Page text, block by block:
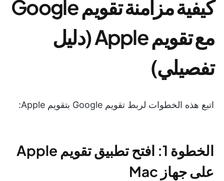
كيفية مزامنة تقويم Google
مع تقويم Apple (دليل
تفصيلي)
اتبع هذه الخطوات لربط تقويم Google بتقويم Apple:
الخطوة 1: افتح تطبيق تقويم Apple
على جهاز Mac